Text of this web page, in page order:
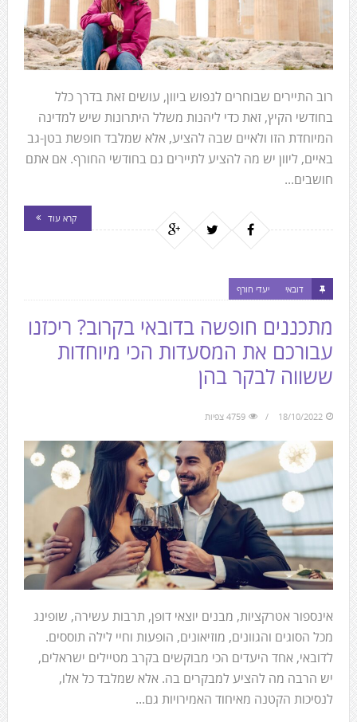
רוב התיירים שבוחרים לנפוש ביוון, עושים זאת בדרך כלל
בחודשי הקיץ, זאת כדי ליהנות משלל היתרונות שיש למדינה
המיוחדת הזו ולאיים שבה להציע, אלא שמלבד חופשת בטן-גב
באיים, ליוון יש מה להציע לתיירים גם בחודשי החורף. אם אתם
חושבים...
קרא עוד
דובאי יעדי חורף
מתכננים חופשה בדובאי בקרוב? ריכזנו
עבורכם את המסעדות הכי מיוחדות
ששווה לבקר בהן
18/10/2022 4759 צפיות
אינספור אטרקציות, מבנים יוצאי דופן, תרבות עשירה, שופינג
מכל הסוגים והגוונים, מוזיאונים, הופעות וחיי לילה תוססים.
לדובאי, אחד היעדים הכי מבוקשים בקרב מטיילים ישראלים,
יש הרבה מה להציע למבקרים בה. אלא שמלבד כל אלו,
לנסיכות הקטנה מאיחוד האמירויות גם...